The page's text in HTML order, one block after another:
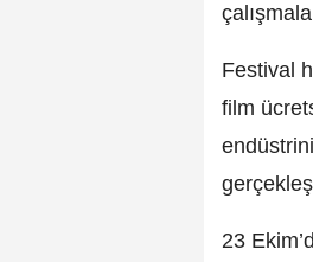
Festival
film
23